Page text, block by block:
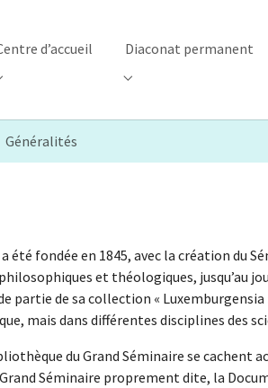
d’accueil
for "Centre d’accueil"
Diaconat permanent
Submenu for
Généralités
été fondée en 1845, avec la création du
et théologiques, jusqu’au
partie de sa collection « Luxemburgensia
mais dans différentes disciplines des
du Grand Séminaire se cachent
Séminaire proprement dite, la